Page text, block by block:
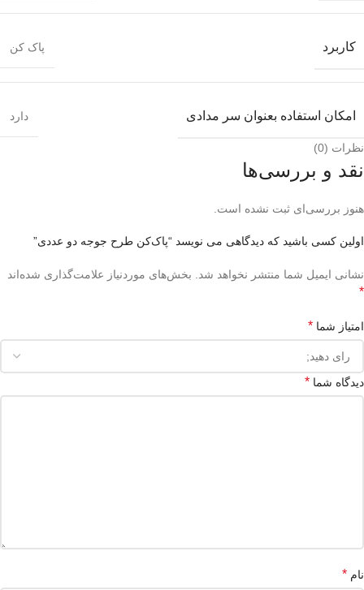
کاربرد پاک کن
امکان استفاده بعنوان سر مدادی دارد
نظرات (0)
نقد و بررسی‌ها
هنوز بررسی‌ای ثبت نشده است.
اولین کسی باشید که دیدگاهی می نویسد “پاک‌کن طرح جوجه دو عددی”
نشانی ایمیل شما منتشر نخواهد شد. بخش‌های موردنیاز علامت‌گذاری شده‌اند
*
امتیاز شما *
دیدگاه شما *
نام *